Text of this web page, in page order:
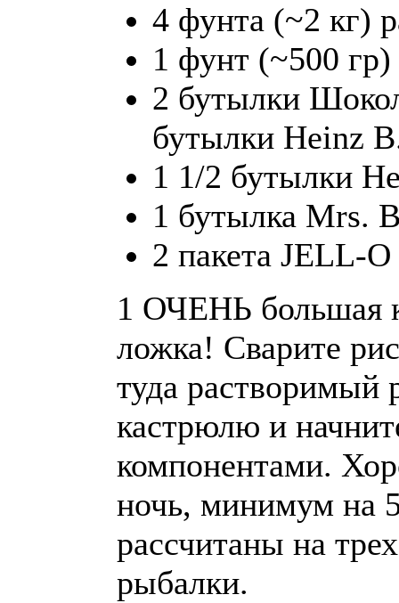
4 фунта (~2 кг)
1 фунт (~500
2 бутылки
бутылки Heinz
1 1/2 бутылки
1 бутылка Mrs.
2 пакета JELL-
1 ОЧЕНЬ большая
ложка! Сварите
туда
кастрюлю и
компонентами.
ночь, минимум на
рассчитаны на
рыбалки.